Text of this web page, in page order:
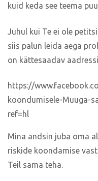
kuid keda see teema
Juhul kui Te ei ole
siis palun leida aega
on kättesaadav
https://
koondumisele-Muuga-
ref=hl
Mina andsin juba oma
riskide koondamise
Teil sama teha.